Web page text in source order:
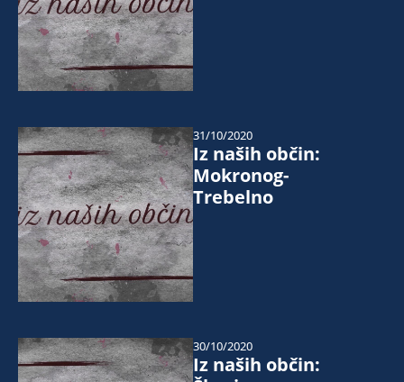
Iz naših občin:
Mokronog-
Trebelno
31/10/2020
Iz naših občin:
30/10/2020